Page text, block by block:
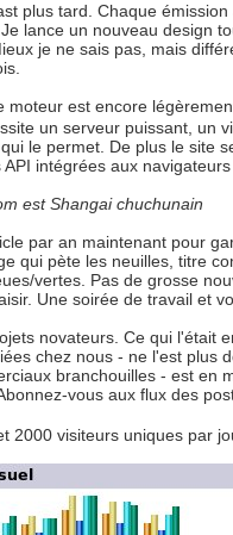
plus tard. Chaque
lance un nouveau design
je ne sais pas, mais
moteur est encore
un serveur puissant, un
le permet. De plus le site
intégrées aux navigateurs
est Shangai chuchunain
par an maintenant pour
qui pète les neuilles, titre
vertes. Pas de grosse
Une soirée de travail et
novateurs. Ce qui l'était
chez nous - ne l'est plus
branchouilles - est en
vous aux flux des
2000 visiteurs uniques par